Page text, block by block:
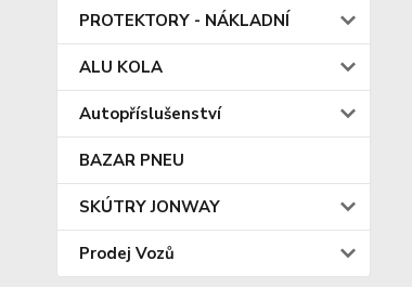
PROTEKTORY - NÁKLADNÍ
ALU KOLA
Autopříslušenství
BAZAR PNEU
SKÚTRY JONWAY
Prodej Vozů